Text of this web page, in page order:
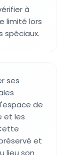
à
limité lors
spéciaux.
ses
de
et les
et
lieu son